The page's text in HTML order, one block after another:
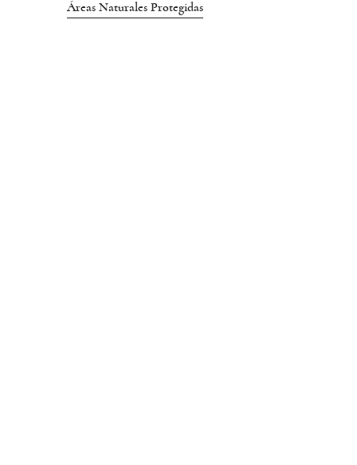
Áreas Naturales Protegidas